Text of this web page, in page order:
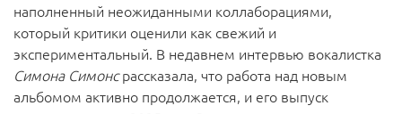
наполненный неожиданными коллаборациями,
который критики оценили как свежий и
экспериментальный. В недавнем интервью вокалистка
Симона Симонсрассказала, что работа над новым
альбомом активно продолжается, и его выпуск